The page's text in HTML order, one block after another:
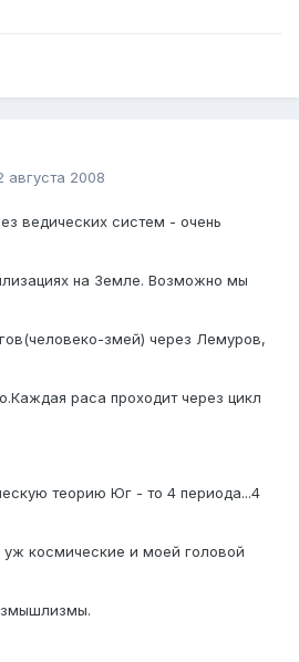
августа 2008
ведических систем - очень
на Земле. Возможно мы
змей) через Лемуров,
раса проходит через цикл
теорию Юг - то 4 периода...4
космические и моей головой